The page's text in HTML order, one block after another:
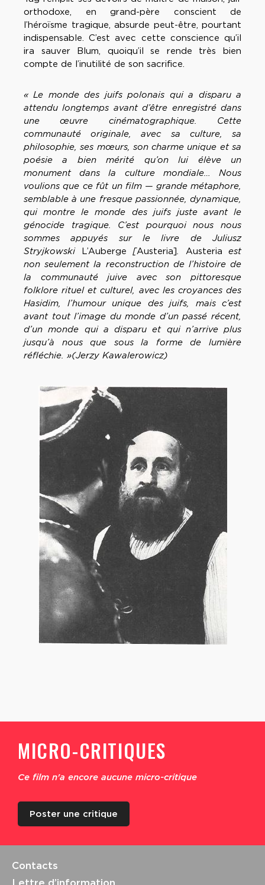
orthodoxe, en grand-père conscient de
l’héroïsme tragique, absurde peut-être, pourtant
indispensable. C’est avec cette conscience qu’il
ira sauver Blum, quoiqu’il se rende très bien
compte de l’inutilité de son sacrifice.
« Le monde des juifs polonais qui a disparu a
attendu longtemps avant d’être enregistré dans
une œuvre cinématographique. Cette
communauté originale, avec sa culture, sa
philosophie, ses mœurs, son charme unique et sa
poésie a bien mérité qu’on lui élève un
monument dans la culture mondiale… Nous
voulions que ce fût un film — grande métaphore,
semblable à une fresque passionnée, dynamique,
qui montre le monde des juifs juste avant le
génocide tragique. C’est pourquoi nous nous
sommes appuyés sur le livre de Juliusz
Stryjkowski
L’Auberge [Austeria]. Austeria est
non seulement la reconstruction de l’histoire de
la communauté juive avec son pittoresque
folklore rituel et culturel, avec les croyances des
Hasidim, l’humour unique des juifs, mais c’est
avant tout l’image du monde d’un passé récent,
d’un monde qui a disparu et qui n’arrive plus
jusqu’à nous que sous la forme de lumière
réfléchie. »(Jerzy Kawalerowicz)
MICRO-CRITIQUES
Ce film n'a encore aucune micro-critique
Poster une critique
Contacts